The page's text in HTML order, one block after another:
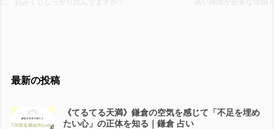
に おみくじしっかり読んでますか？ 高い掃除が必要な理由 »
最新の投稿
《てるてる天満》鎌倉の空気を感じて「不足を埋め
たい心」の正体を知る｜鎌倉 占い